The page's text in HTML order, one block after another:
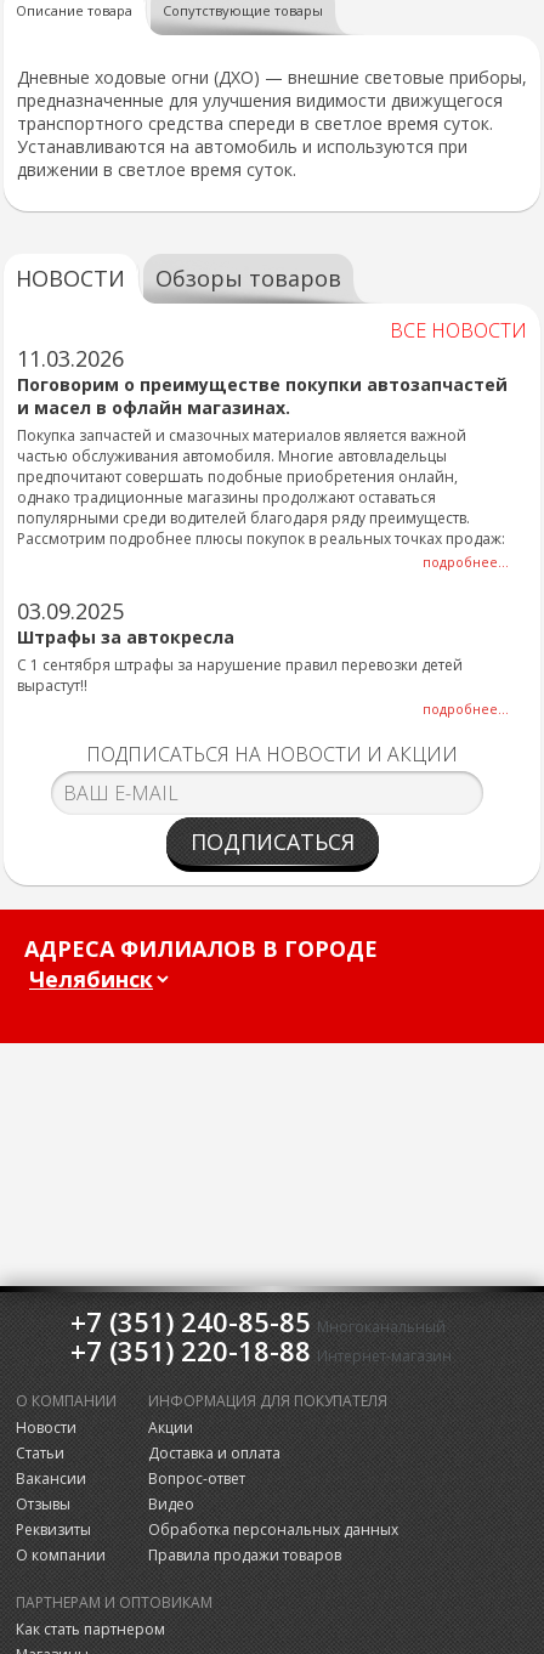
Описание товара Сопутствующие товары
Дневные ходовые огни (ДХО) — внешние световые приборы,
предназначенные для улучшения видимости движущегося
транспортного средства спереди в светлое время суток.
Устанавливаются на автомобиль и используются при
движении в светлое время суток.
НОВОСТИ Обзоры товаров
ВСЕ НОВОСТИ
11.03.2026
Поговорим о преимуществе покупки автозапчастей
и масел в офлайн магазинах.
Покупка запчастей и смазочных материалов является важной
частью обслуживания автомобиля. Многие автовладельцы
предпочитают совершать подобные приобретения онлайн,
однако традиционные магазины продолжают оставаться
популярными среди водителей благодаря ряду преимуществ.
Рассмотрим подробнее плюсы покупок в реальных точках продаж:
подробнее...
03.09.2025
Штрафы за автокресла
С 1 сентября штрафы за нарушение правил перевозки детей
вырастут!!
подробнее...
ПОДПИСАТЬСЯ НА НОВОСТИ И АКЦИИ
ПОДПИСАТЬСЯ
АДРЕСА ФИЛИАЛОВ В ГОРОДЕ
+7 (351) 240-85-85 Многоканальный
+7 (351) 220-18-88 Интернет-магазин
О КОМПАНИИ
Новости
Статьи
Вакансии
Отзывы
Реквизиты
О компании
ИНФОРМАЦИЯ ДЛЯ ПОКУПАТЕЛЯ
Акции
Доставка и оплата
Вопрос-ответ
Видео
Обработка персональных данных
Правила продажи товаров
ПАРТНЕРАМ И ОПТОВИКАМ
Как стать партнером